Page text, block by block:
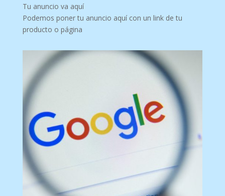
Tu anuncio va aquí
Podemos poner tu anuncio aquí con un link de tu
producto o página